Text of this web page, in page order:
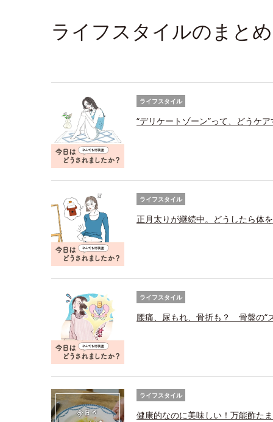
ライフスタイルのまとめ
ライフスタイル
“デリケートゾーン”って、どうケ
ライフスタイル
正月太りが継続中。どうしたら体
ライフスタイル
腰痛、尿もれ、骨折も？ 骨盤の“
ライフスタイル
健康的なのに美味しい！万能酢た